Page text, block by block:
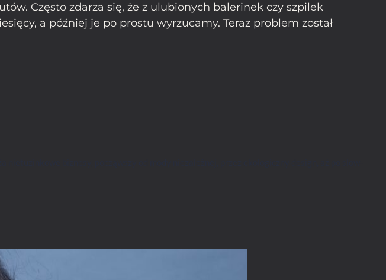
Często zdarza się, że z ulubionych balerinek czy szpilek
a później je po prostu wyrzucamy. Teraz problem został